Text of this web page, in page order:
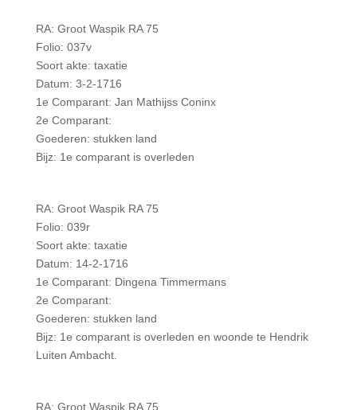
RA: Groot Waspik RA 75
Folio: 037v
Soort akte: taxatie
Datum: 3-2-1716
1e Comparant: Jan Mathijss Coninx
2e Comparant:
Goederen: stukken land
Bijz: 1e comparant is overleden
RA: Groot Waspik RA 75
Folio: 039r
Soort akte: taxatie
Datum: 14-2-1716
1e Comparant: Dingena Timmermans
2e Comparant:
Goederen: stukken land
Bijz: 1e comparant is overleden en woonde te Hendrik
Luiten Ambacht.
RA: Groot Waspik RA 75